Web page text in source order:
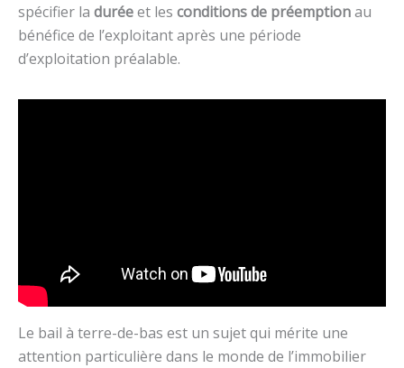
spécifier la duréeet les conditions de préemptionau
bénéfice de l’exploitant après une période
d’exploitation préalable.
Le bail à terre-de-bas est un sujet qui mérite une
attention particulière dans le monde de l’immobilier